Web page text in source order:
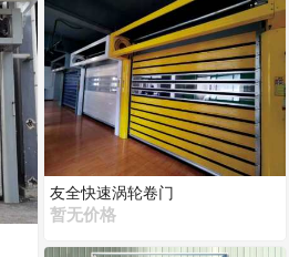
友全快速涡轮卷门
暂无价格